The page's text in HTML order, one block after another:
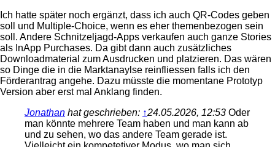
Ich hatte später noch ergänzt, dass ich auch QR-Codes geben
soll und Multiple-Choice, wenn es eher themenbezogen sein
soll. Andere Schnitzeljagd-Apps verkaufen auch ganze Stories
als InApp Purchases. Da gibt dann auch zusätzliches
Downloadmaterial zum Ausdrucken und platzieren. Das wären
so Dinge die in die Marktanaylse reinfliessen falls ich den
Förderantrag angehe. Dazu müsste die momentane Prototyp
Version aber erst mal Anklang finden.
Jonathan hat geschrieben: ↑24.05.2026, 12:53 Oder
man könnte mehrere Team haben und man kann ab
und zu sehen, wo das andere Team gerade ist.